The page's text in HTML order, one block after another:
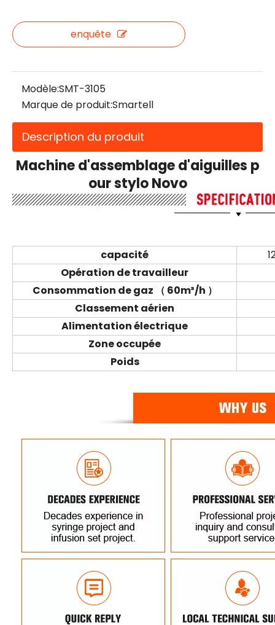
enquête
Modèle:SMT-3105
Marque de produit:Smartell
Description du produit
Machine d'assemblage d'aiguilles p
our stylo Novo
capacité
Opération de travailleur
Consommation de gaz
（ 60m³/h ）
Classement aérien
Alimentation électrique
Zone occupée
Poids